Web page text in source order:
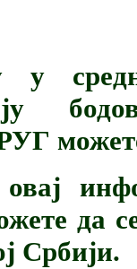
у
можете
да
Србији.